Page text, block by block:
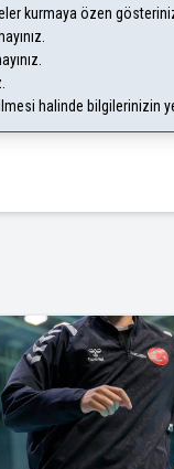
kurmaya özen
halinde bilgilerinizin